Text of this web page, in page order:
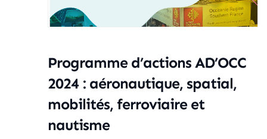
Programme d’actions AD’OCC
2024 : aéronautique, spatial,
mobilités, ferroviaire et
nautisme